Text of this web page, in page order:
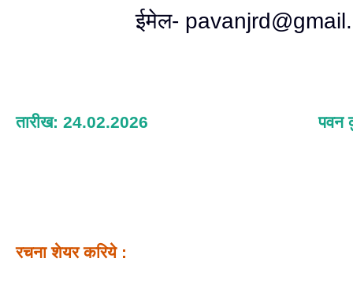
ईमेल-
तारीख: 24.02.2026 पवन
रचना शेयर करिये :